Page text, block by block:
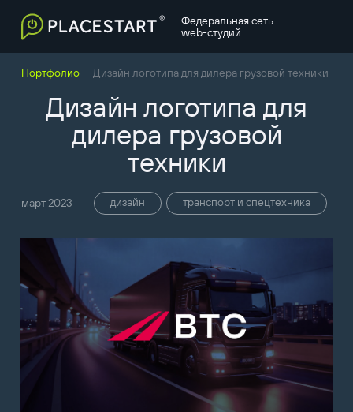
Федеральная сеть
web-студий
Портфолио—Дизайн логотипа для дилера грузовой техники
Дизайн логотипа для
дилера грузовой
техники
март 2023 дизайн транспорт и спецтехника